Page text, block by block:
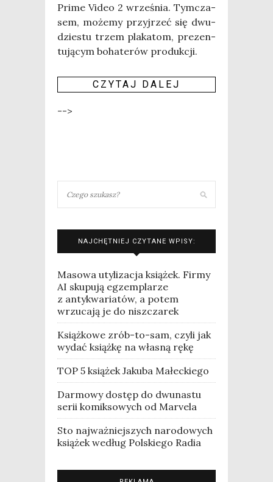
Pri­me Video 2 wrze­śnia. Tym­cza­
sem, może­my przyj­rzeć się dwu­
dzie­stu trzem pla­ka­tom, pre­zen­
tu­ją­cym boha­te­rów pro­duk­cji.
CZY­TAJ DALEJ
-->
NAJCHĘTNIEJ CZYTANE WPISY:
Masowa utylizacja książek. Firmy
AI skupują egzemplarze
z antykwariatów, a potem
wrzucają je do niszczarek
Książkowe zrób-to-sam, czyli jak
wydać książkę na własną rękę
TOP 5 książek Jakuba Małeckiego
Darmowy dostęp do dwunastu
serii komiksowych od Marvela
Sto najważniejszych narodowych
książek według Polskiego Radia